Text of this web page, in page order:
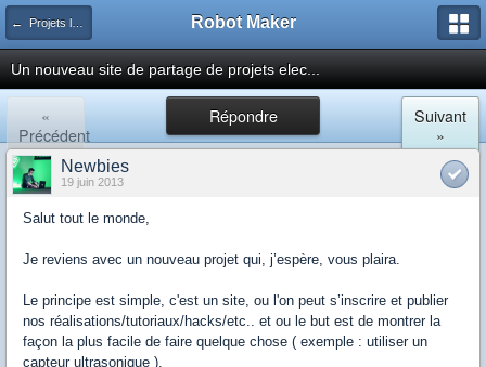
← Projets logiciels, web, ou simulations Robot Maker
Un nouveau site de partage de projets elec...
Répondre
«
Précédent
Suivant
»
Newbies
19 juin 2013
Salut tout le monde,
Je reviens avec un nouveau projet qui, j’espère, vous plaira.
Le principe est simple, c'est un site, ou l'on peut s’inscrire et publier
nos réalisations/tutoriaux/hacks/etc.. et ou le but est de montrer la
façon la plus facile de faire quelque chose ( exemple : utiliser un
capteur ultrasonique ).